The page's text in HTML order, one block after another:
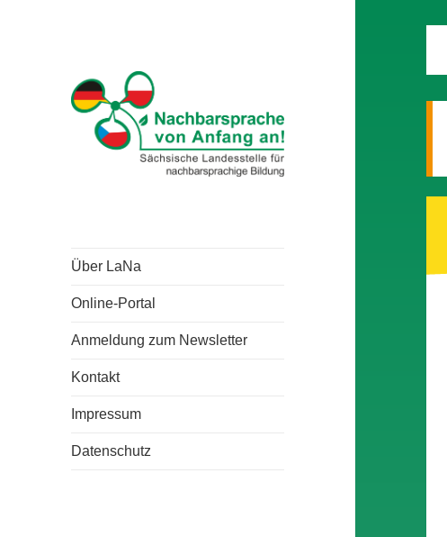
Über LaNa
Online-Portal
Anmeldung zum Newsletter
Kontakt
Impressum
Datenschutz